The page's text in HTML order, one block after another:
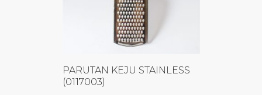
PARUTAN KEJU STAINLESS
(0117003)